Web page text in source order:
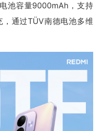
池容量9000mAh，支持
通过TÜV南德电池多维